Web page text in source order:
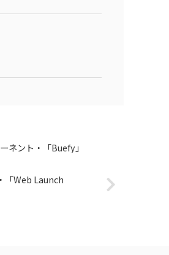
ネント・「Buefy」
「Web Launch